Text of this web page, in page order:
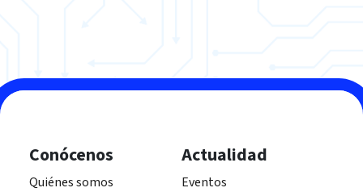
Conócenos
Quiénes somos
Actualidad
Eventos